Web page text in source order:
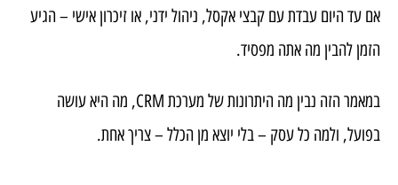
אם עד היום עבדת עם קבצי אקסל, ניהול ידני, או זיכרון אישי – הגיע
הזמן להבין מה אתה מפסיד.
במאמר הזה נבין מה היתרונות של מערכת CRM, מה היא עושה
בפועל, ולמה כל עסק – בלי יוצא מן הכלל – צריך אחת.